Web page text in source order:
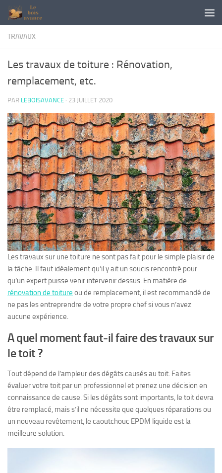
Skip to content
TRAVAUX
Les travaux de toiture : Rénovation,
remplacement, etc.
PAR LEBOISAVANCE · 23 JUILLET 2020
Les travaux sur une toiture ne sont pas fait pour le simple plaisir de
la tâche. Il faut idéalement qu’il y ait un soucis rencontré pour
qu’un expert puisse venir intervenir dessus. En matière de
rénovation de toiture ou de remplacement, il est recommandé de
ne pas les entreprendre de votre propre chef si vous n’avez
aucune expérience.
A quel moment faut-il faire des travaux sur
le toit ?
Tout dépend de l’ampleur des dégâts causés au toit. Faites
évaluer votre toit par un professionnel et prenez une décision en
connaissance de cause. Si les dégâts sont importants, le toit devra
être remplacé, mais s’il ne nécessite que quelques réparations ou
un nouveau revêtement, le caoutchouc EPDM liquide est la
meilleure solution.